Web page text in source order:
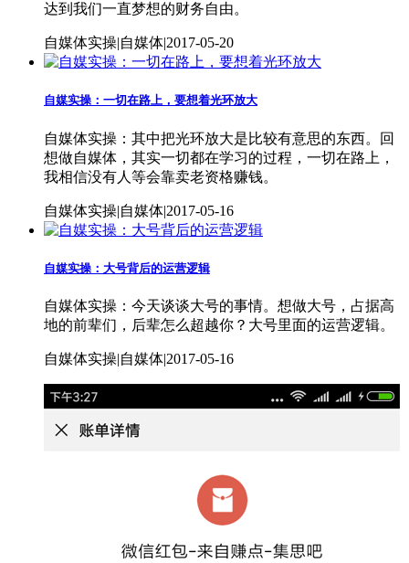
达到我们一直梦想的财务自由。
自媒体实操|自媒体|2017-05-20
自媒实操：一切在路上，要想着光环放大
自媒体实操：其中把光环放大是比较有意思的东西。回
想做自媒体，其实一切都在学习的过程，一切在路上，
我相信没有人等会靠卖老资格赚钱。
自媒体实操|自媒体|2017-05-16
自媒实操：大号背后的运营逻辑
自媒体实操：今天谈谈大号的事情。想做大号，占据高
地的前辈们，后辈怎么超越你？大号里面的运营逻辑。
自媒体实操|自媒体|2017-05-16